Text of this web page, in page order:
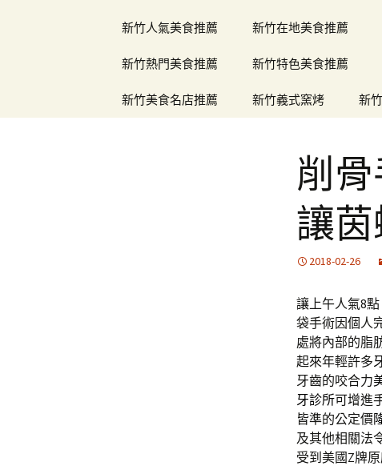
新竹人氣美食推薦 新竹在地美食推薦
新竹熱門美食推薦 新竹特色美食推薦
新竹美食名店推薦 新竹義式窯烤 新
削
讓
2018-02-26
讓上午人氣8點
袋手術因個人
處將內部的脂
起來年輕許多
牙齒的咬合力
牙診所可增進
皆準的公定價
及其他相關法
受到美國Z牌